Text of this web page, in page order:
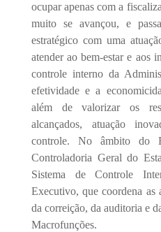
ocupar apenas com a
muito se avançou, e
estratégico com uma
atender ao bem-estar e aos
controle interno da
efetividade e a
além de valorizar os
alcançados, atuação
controle. No âmbito do
Controladoria Geral do
Sistema de Controle
Executivo, que coordena as
da correição, da auditoria e
Macrofunções.